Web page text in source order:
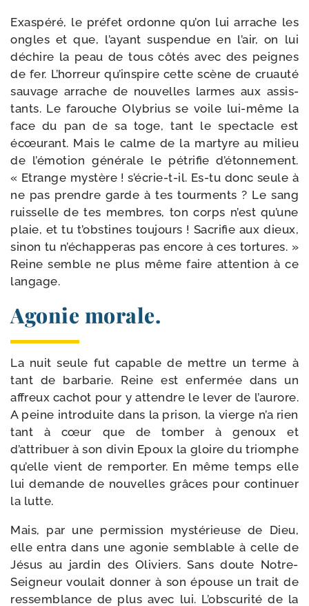
Exaspéré, le pré­fet ordonne qu’on lui arrache les
ongles et que, l’ayant sus­pen­due en l’air, on lui
déchire la peau de tous côtés avec des peignes
de fer. L’horreur qu’inspire cette scène de cruau­té
sau­vage arrache de nou­velles larmes aux assis­
tants. Le farouche Olybrius se voile lui-​même la
face du pan de sa toge, tant le spec­tacle est
écœu­rant. Mais le calme de la mar­tyre au milieu
de l’émotion géné­rale le pétri­fie d’étonnement.
« Etrange mys­tère ! s’écrie-t-il. Es-​tu donc seule à
ne pas prendre garde à tes tour­ments ? Le sang
ruis­selle de tes membres, ton corps n’est qu’une
plaie, et tu t’obstines tou­jours ! Sacrifie aux dieux,
sinon tu n’échapperas pas encore à ces tor­tures. »
Reine semble ne plus même faire atten­tion à ce
langage.
Agonie morale.
La nuit seule fut capable de mettre un terme à
tant de bar­ba­rie. Reine est enfer­mée dans un
affreux cachot pour y attendre le lever de l’aurore.
A peine intro­duite dans la pri­son, la vierge n’a rien
tant à cœur que de tom­ber à genoux et
d’attribuer à son divin Epoux la gloire du triomphe
qu’elle vient de rem­por­ter. En même temps elle
lui demande de nou­velles grâces pour conti­nuer
la lutte.
Mais, par une per­mis­sion mys­té­rieuse de Dieu,
elle entra dans une ago­nie sem­blable à celle de
Jésus au jar­din des Oliviers. Sans doute Notre-​
Seigneur vou­lait don­ner à son épouse un trait de
res­semblance de plus avec lui. L’obscurité de la